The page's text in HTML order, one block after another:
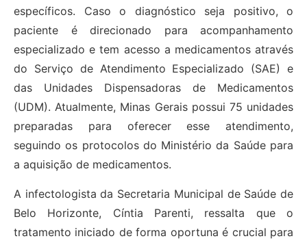
específicos. Caso o diagnóstico seja positivo, o
paciente é direcionado para acompanhamento
especializado e tem acesso a medicamentos através
do Serviço de Atendimento Especializado (SAE) e
das Unidades Dispensadoras de Medicamentos
(UDM). Atualmente, Minas Gerais possui 75 unidades
preparadas para oferecer esse atendimento,
seguindo os protocolos do Ministério da Saúde para
a aquisição de medicamentos.
A infectologista da Secretaria Municipal de Saúde de
Belo Horizonte, Cíntia Parenti, ressalta que o
tratamento iniciado de forma oportuna é crucial para